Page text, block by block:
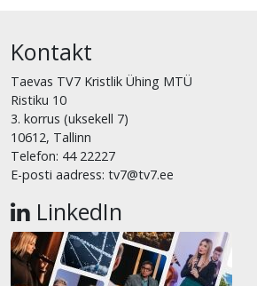
Kontakt
Taevas TV7 Kristlik Ühing MTÜ
Ristiku 10
3. korrus (uksekell 7)
10612, Tallinn
Telefon: 44 22227
E-posti aadress: tv7@tv7.ee
LinkedIn